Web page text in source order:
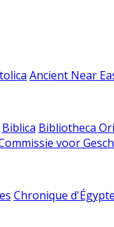
Ancient Near
Biblica Bibliotheca
voor
Chronique d'Égypte